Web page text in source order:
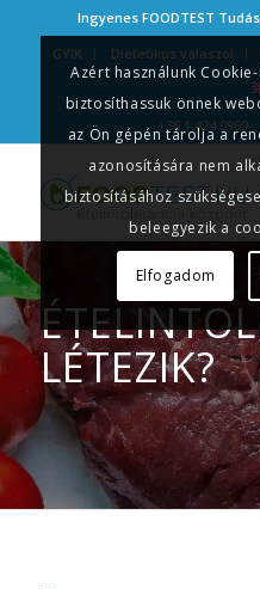
Ingyenes FOODTEST
GYIK
Dietetikus válaszol
+36 1 424 0969
LÉTEZIK?
Azért használunk
biztosíthassuk önnek
az Ön gépén tárolja a
azonosítására nem
biztosításához
beleegyezik a
Elfogadom